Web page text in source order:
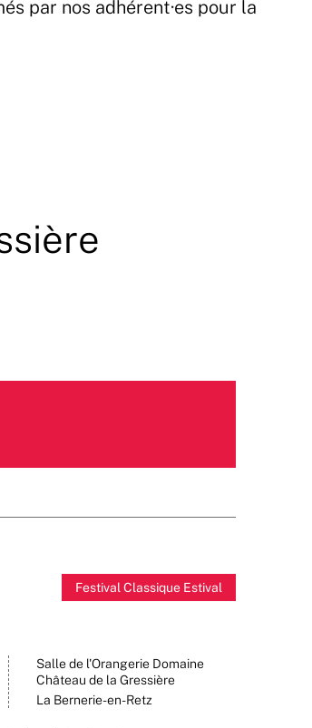
par nos adhérent·es pour la
Festival Classique Estival
Salle de l'Orangerie Domaine
Château de la Gressière
La Bernerie-en-Retz